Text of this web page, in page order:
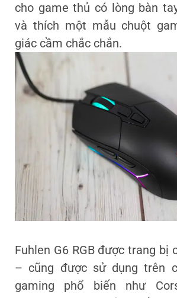
cho game thủ có lòng bàn
và thích một mẫu chuột
giác cầm chắc chắn.
Fuhlen G6 RGB được trang bị
– cũng được sử dụng trên
gaming phổ biến như